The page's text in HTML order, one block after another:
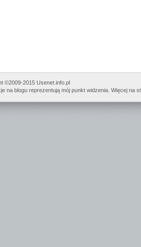
©2009-2015 Usenet.info.pl
na blogu reprezentują mój punkt widzenia. Więcej na